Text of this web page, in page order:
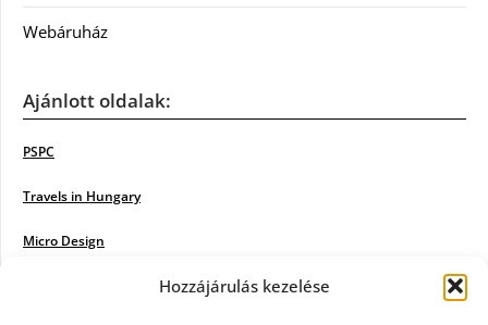
Hozzájárulás kezelése
Webáruház
Ajánlott oldalak:
PSPC
Travels in Hungary
Micro Design